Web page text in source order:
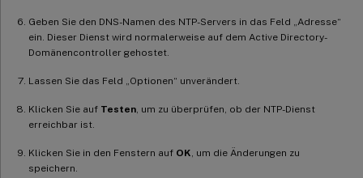
Geben Sie den DNS-Namen des NTP-Servers in das Feld „Adresse“
ein. Dieser Dienst wird normalerweise auf dem Active Directory-
Domänencontroller gehostet.
Lassen Sie das Feld „Optionen“ unverändert.
Klicken Sie auf Testen , um zu überprüfen, ob der NTP-Dienst
erreichbar ist.
Klicken Sie in den Fenstern auf OK , um die Änderungen zu
speichern.